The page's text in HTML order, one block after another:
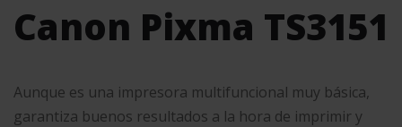
Canon Pixma TS3151
Aunque es una impresora multifuncional muy básica,
garantiza buenos resultados a la hora de imprimir y